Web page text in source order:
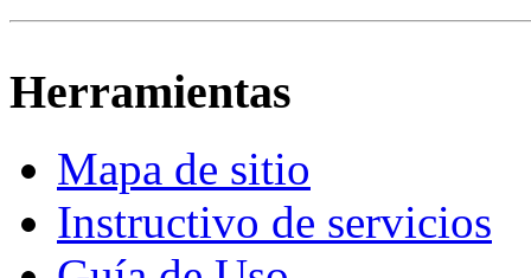
Herramientas
Mapa de sitio
Instructivo de servicios